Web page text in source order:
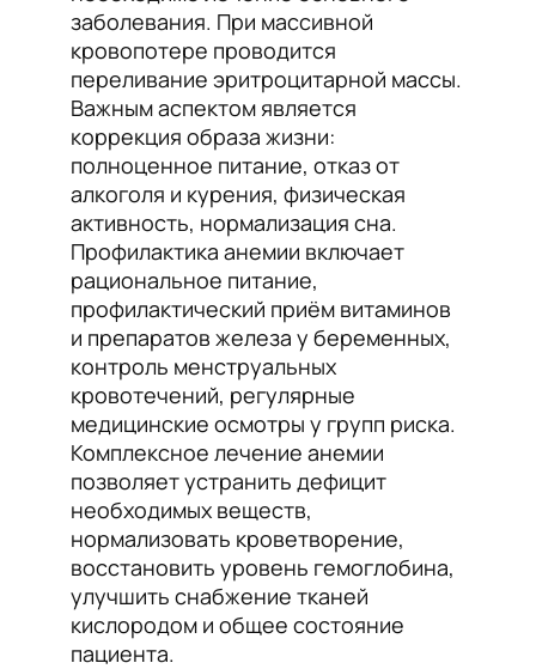
заболевания. При массивной
кровопотере проводится
переливание эритроцитарной массы.
Важным аспектом является
коррекция образа жизни:
полноценное питание, отказ от
алкоголя и курения, физическая
активность, нормализация сна.
Профилактика анемии включает
рациональное питание,
профилактический приём витаминов
и препаратов железа у беременных,
контроль менструальных
кровотечений, регулярные
медицинские осмотры у групп риска.
Комплексное лечение анемии
позволяет устранить дефицит
необходимых веществ,
нормализовать кроветворение,
восстановить уровень гемоглобина,
улучшить снабжение тканей
кислородом и общее состояние
пациента.